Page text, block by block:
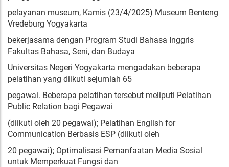
pelayanan museum, Kamis (23/4/2025) Museum Benteng
Vredeburg Yogyakarta
bekerjasama dengan Program Studi Bahasa Inggris
Fakultas Bahasa, Seni, dan Budaya
Universitas Negeri Yogyakarta mengadakan beberapa
pelatihan yang diikuti sejumlah 65
pegawai. Beberapa pelatihan tersebut meliputi Pelatihan
Public Relation bagi Pegawai
(diikuti oleh 20 pegawai); Pelatihan English for
Communication Berbasis ESP (diikuti oleh
20 pegawai); Optimalisasi Pemanfaatan Media Sosial
untuk Memperkuat Fungsi dan